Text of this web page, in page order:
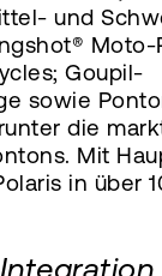
und
Moto-
Goupil-
sowie
die
Mit
in über